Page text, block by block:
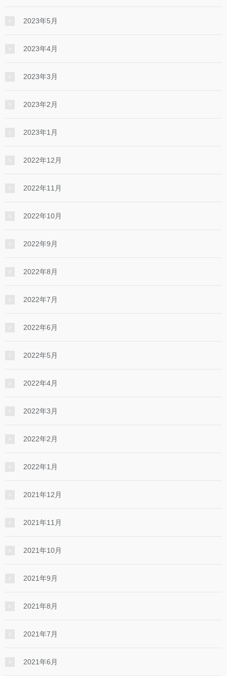
2023年5月
2023年4月
2023年3月
2023年2月
2023年1月
2022年12月
2022年11月
2022年10月
2022年9月
2022年8月
2022年7月
2022年6月
2022年5月
2022年4月
2022年3月
2022年2月
2022年1月
2021年12月
2021年11月
2021年10月
2021年9月
2021年8月
2021年7月
2021年6月